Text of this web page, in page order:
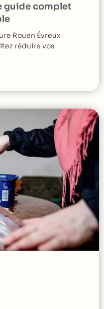
guide complet
Rouen Évreux
réduire vos